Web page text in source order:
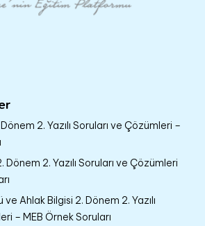
Dönem 2. Yazılı Soruları ve Çözümleri –
Dönem 2. Yazılı Soruları ve Çözümleri
ve Ahlak Bilgisi 2. Dönem 2. Yazılı
– MEB Örnek Soruları